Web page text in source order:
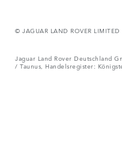
© JAGUAR LAND ROVER
Jaguar Land Rover Deutschland
/ Taunus, Handelsregister: